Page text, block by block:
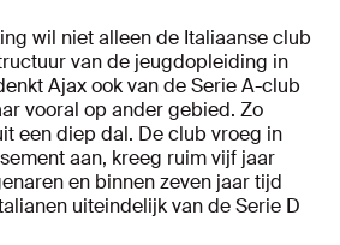
wil niet alleen de Italiaanse club
van de jeugdopleiding in
Ajax ook van de Serie A-club
vooral op ander gebied. Zo
een diep dal. De club vroeg in
aan, kreeg ruim vijf jaar
en binnen zeven jaar tijd
uiteindelijk van de Serie D